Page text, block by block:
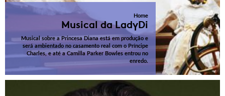
Home
Musical da LadyDi
Musical sobre a Princesa Diana está em produção e
será ambientado no casamento real com o Príncipe
Charles, e até a Camilla Parker Bowles entrou no
enredo.